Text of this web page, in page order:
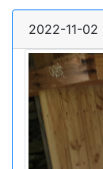
2022-11-02